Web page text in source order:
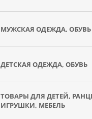
МУЖСКАЯ ОДЕЖДА, ОБУВЬ
ДЕТСКАЯ ОДЕЖДА, ОБУВЬ
ТОВАРЫ ДЛЯ ДЕТЕЙ,
ИГРУШКИ, МЕБЕЛЬ